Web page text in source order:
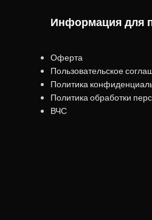
Информация для
Оферта
Пользовательское
Политика
Политика обработки
ВЧС